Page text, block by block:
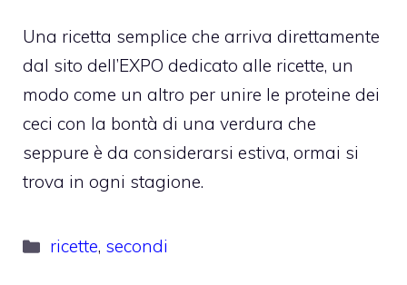
Una ricetta semplice che arriva direttamente
dal sito dell’EXPO dedicato alle ricette, un
modo come un altro per unire le proteine dei
ceci con la bontà di una verdura che
seppure è da considerarsi estiva, ormai si
trova in ogni stagione.
Categorie
ricette, secondi